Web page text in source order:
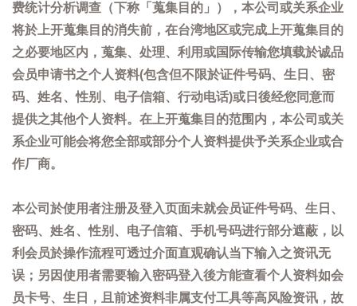
费统计分析调查（下称「蒐集目的」），本公司或关系企业
将於上开蒐集目的消失前，在台湾地区或完成上开蒐集目的
之必要地区内，蒐集、处理、利用或国际传输您填载於诚品
会员申请书之个人资料(包含但不限於证件号码、生日、密
码、姓名、性别、电子信箱、行动电话)或日後经您同意而
提供之其他个人资料。在上开蒐集目的范围内，本公司或关
系企业可能会将您全部或部分个人资料提供予关系企业或合
作厂商。
本公司於使用者注册及登入页面未就会员证件号码、生日、
密码、姓名、性别、电子信箱、手机号码进行部分遮蔽，以
利会员於操作流程可透过介面直观确认当下输入之资讯无
误；另因使用者需要输入密码登入後方能查看个人资料如会
员卡号、生日，且前述资料非属支付工具等高风险资讯，故